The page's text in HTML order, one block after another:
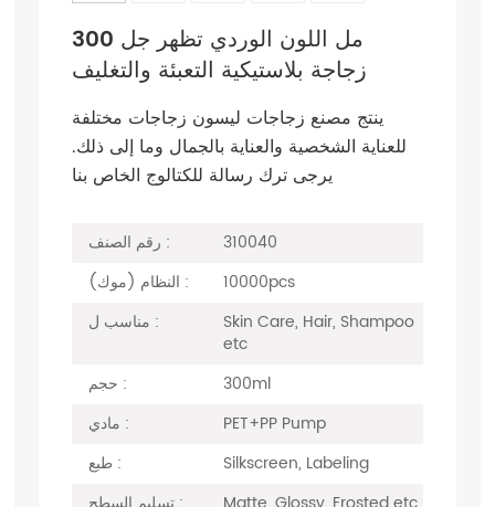
300 مل اللون الوردي تظهر جل
زجاجة بلاستيكية التعبئة والتغليف
ينتج مصنع زجاجات ليسون زجاجات مختلفة
للعناية الشخصية والعناية بالجمال وما إلى ذلك.
يرجى ترك رسالة للكتالوج الخاص بنا
رقم الصنف :
310040
النظام (موك) :
10000pcs
مناسب ل :
Skin Care, Hair, Shampoo
etc
حجم :
300ml
مادي :
PET+PP Pump
طبع :
Silkscreen, Labeling